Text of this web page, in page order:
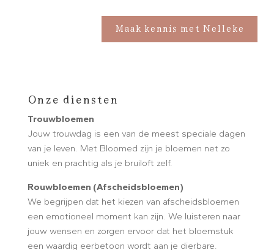
Maak kennis met Nelleke
Onze diensten
Trouwbloemen
Jouw trouwdag is een van de meest speciale dagen
van je leven. Met Bloomed zijn je bloemen net zo
uniek en prachtig als je bruiloft zelf.
Rouwbloemen (Afscheidsbloemen)
We begrijpen dat het kiezen van afscheidsbloemen
een emotioneel moment kan zijn. We luisteren naar
jouw wensen en zorgen ervoor dat het bloemstuk
een waardig eerbetoon wordt aan je dierbare.